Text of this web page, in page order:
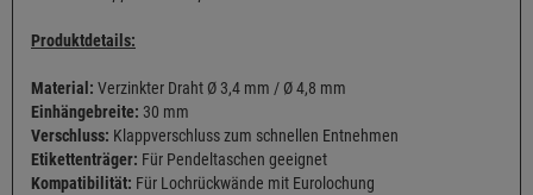
Produktdetails:
Material: Verzinkter Draht Ø 3,4 mm / Ø 4,8 mm
Einhängebreite: 30 mm
Verschluss: Klappverschluss zum schnellen Entnehmen
Etikettenträger: Für Pendeltaschen geeignet
Kompatibilität: Für Lochrückwände mit Eurolochung